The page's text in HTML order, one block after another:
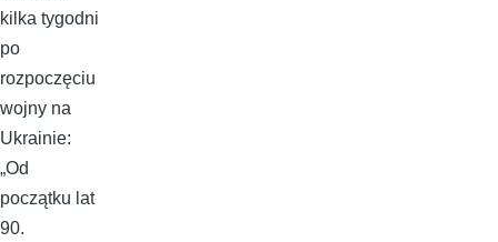
kilka tygodni
po
rozpoczęciu
wojny na
Ukrainie:
„Od
początku lat
90.